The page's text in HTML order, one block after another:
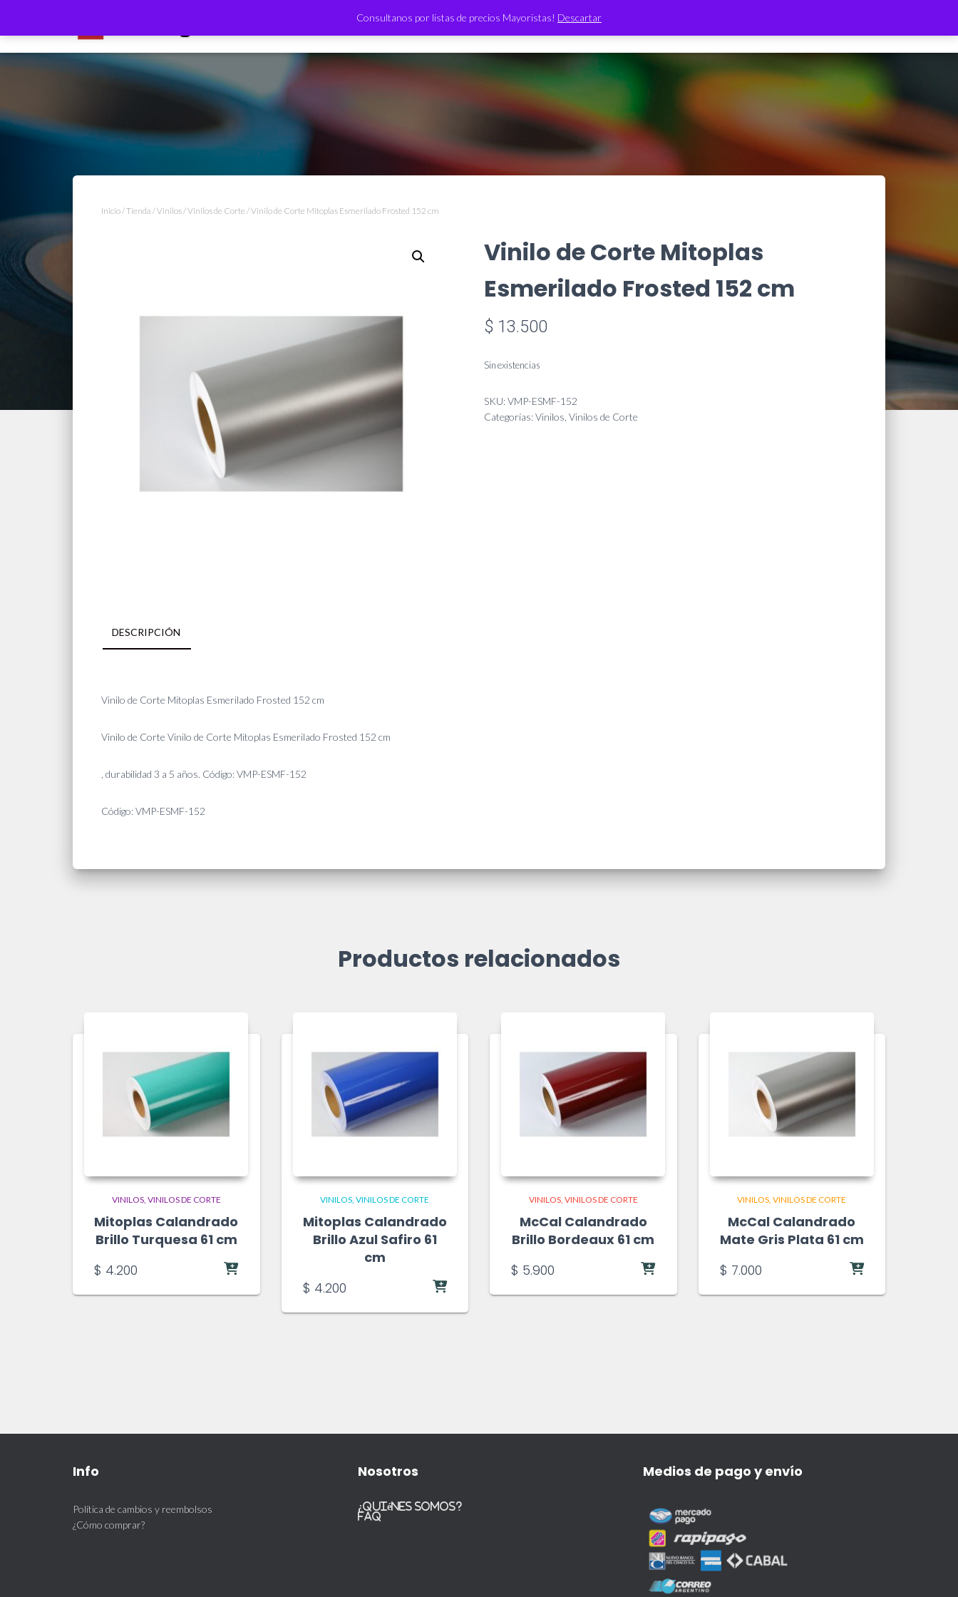
Consultanos por listas de precios Mayoristas! Descartar
TIENDA
Inicio/Tienda /Vinilos/Vinilos de Corte / Vinilo de Corte Mitoplas Esmerilado Frosted 152 cm
Vinilo de Corte Mitoplas
Esmerilado Frosted 152 cm
$ 13.500
Sin existencias
SKU:VMP-ESMF-152
Categorías:Vinilos Vinilos de Corte
DESCRIPCIÓN
Vinilo de Corte Mitoplas Esmerilado Frosted 152 cm
Vinilo de Corte Vinilo de Corte Mitoplas Esmerilado Frosted 152 cm
, durabilidad 3 a 5 años. Código: VMP-ESMF-152
Código: VMP-ESMF-152
Productos relacionados
VINILOS VINILOS DE CORTE
Mitoplas Calandrado
Brillo Turquesa 61 cm
$ 4.200
VINILOS VINILOS DE CORTE
Mitoplas Calandrado
Brillo Azul Safiro 61
cm
$ 4.200
VINILOS VINILOS DE CORTE
McCal Calandrado
Brillo Bordeaux 61 cm
$ 5.900
VINILOS VINILOS DE CORTE
McCal Calandrado
Mate Gris Plata 61 cm
$ 7.000
Info
Política de cambios y reembolsos
¿Cómo comprar?
Nosotros
¿Quiénes somos?
FAQ
Medios de pago y envío